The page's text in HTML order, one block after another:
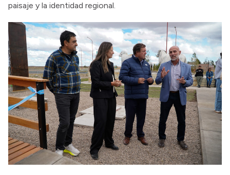
paisaje y la identidad regional.